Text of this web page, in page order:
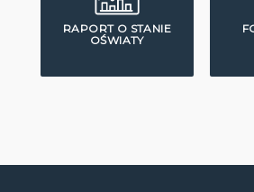
RAPORT O STANIE
OŚWIATY